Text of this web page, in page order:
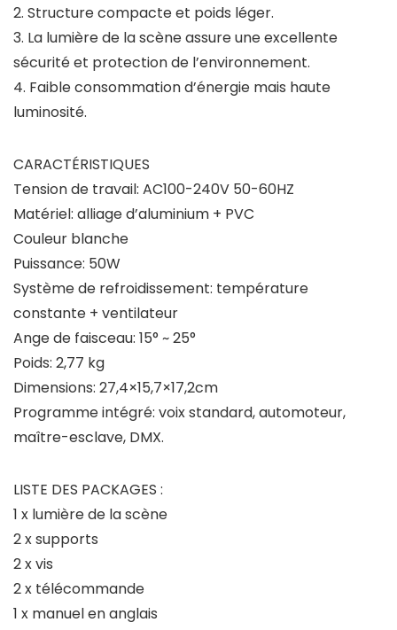
2. Structure compacte et poids léger.
3. La lumière de la scène assure une excellente
sécurité et protection de l’environnement.
4. Faible consommation d’énergie mais haute
luminosité.
CARACTÉRISTIQUES
Tension de travail: AC100-240V 50-60HZ
Matériel: alliage d’aluminium + PVC
Couleur blanche
Puissance: 50W
Système de refroidissement: température
constante + ventilateur
Ange de faisceau: 15° ~ 25°
Poids: 2,77 kg
Dimensions: 27,4×15,7×17,2cm
Programme intégré: voix standard, automoteur,
maître-esclave, DMX.
LISTE DES PACKAGES :
1 x lumière de la scène
2 x supports
2 x vis
2 x télécommande
1 x manuel en anglais